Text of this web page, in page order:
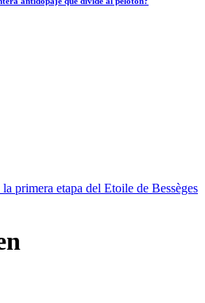
primera etapa del Etoile de Bessèges